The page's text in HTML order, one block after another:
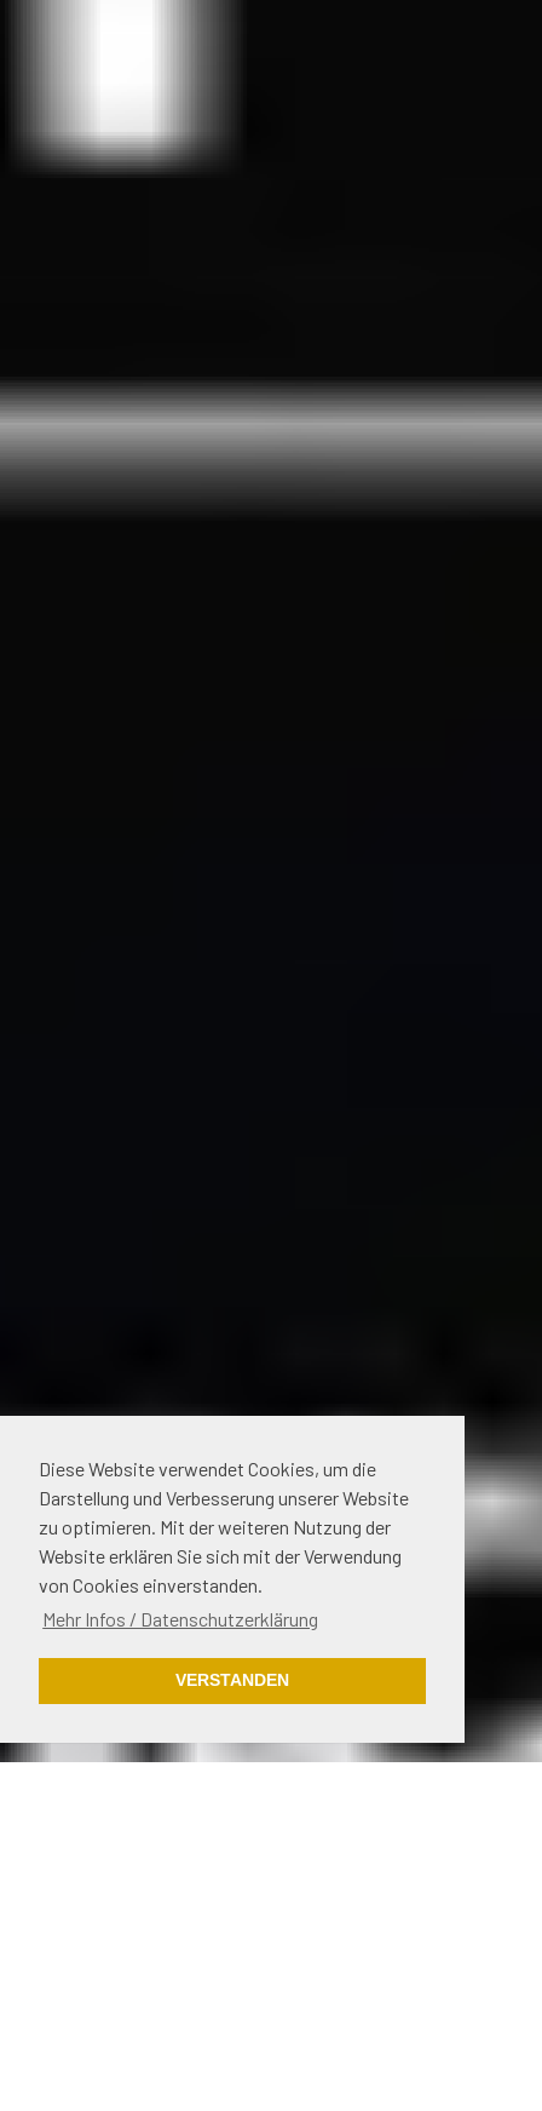
Diese Website verwendet Cookies, um die
Darstellung und Verbesserung unserer Website
zu optimieren. Mit der weiteren Nutzung der
Website erklären Sie sich mit der Verwendung
von Cookies einverstanden.
Mehr Infos / Datenschutzerklärung
VERSTANDEN